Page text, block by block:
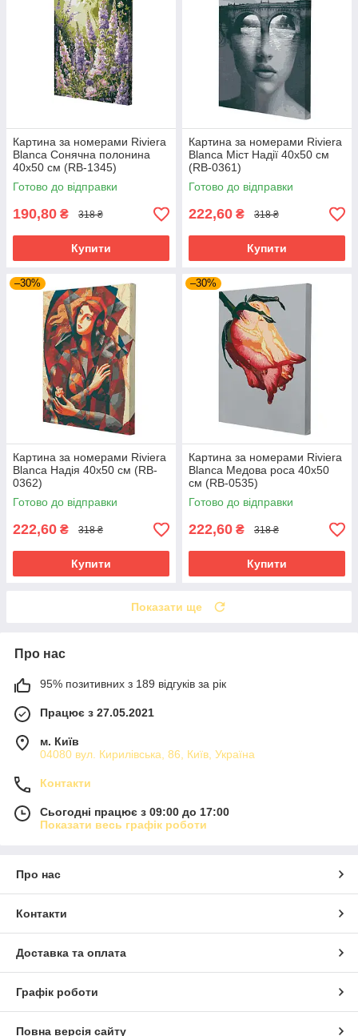
Картина за номерами Riviera
Blanca Сонячна полонина
40x50 см (RB-1345)
Готово до відправки
190,80 ₴ 318 ₴
Купити
Картина за номерами Riviera
Blanca Міст Надії 40x50 см
(RB-0361)
Готово до відправки
222,60 ₴ 318 ₴
Купити
–30%
Картина за номерами Riviera
Blanca Надія 40x50 см (RB-
0362)
Готово до відправки
222,60 ₴ 318 ₴
Купити
–30%
Картина за номерами Riviera
Blanca Медова роса 40x50
см (RB-0535)
Готово до відправки
222,60 ₴ 318 ₴
Купити
Показати ще
Про нас
95% позитивних з 189 відгуків за рік
Працює з 27.05.2021
м. Київ
04080 вул. Кирилівська, 86, Київ, Україна
Контакти
Сьогодні працює з 09:00 до 17:00
Показати весь графік роботи
Про нас
Контакти
Доставка та оплата
Графік роботи
Повна версія сайту